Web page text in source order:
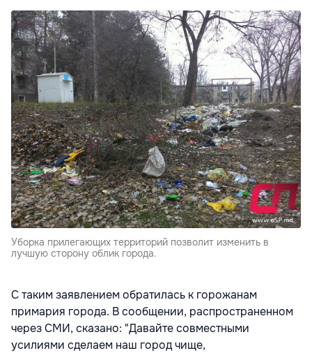
Уборка прилегающих территорий позволит изменить в
лучшую сторону облик города.
С таким заявлением обратилась к горожанам
примария города. В сообщении, распространенном
через СМИ, сказано: "Давайте совместными
усилиями сделаем наш город чище,